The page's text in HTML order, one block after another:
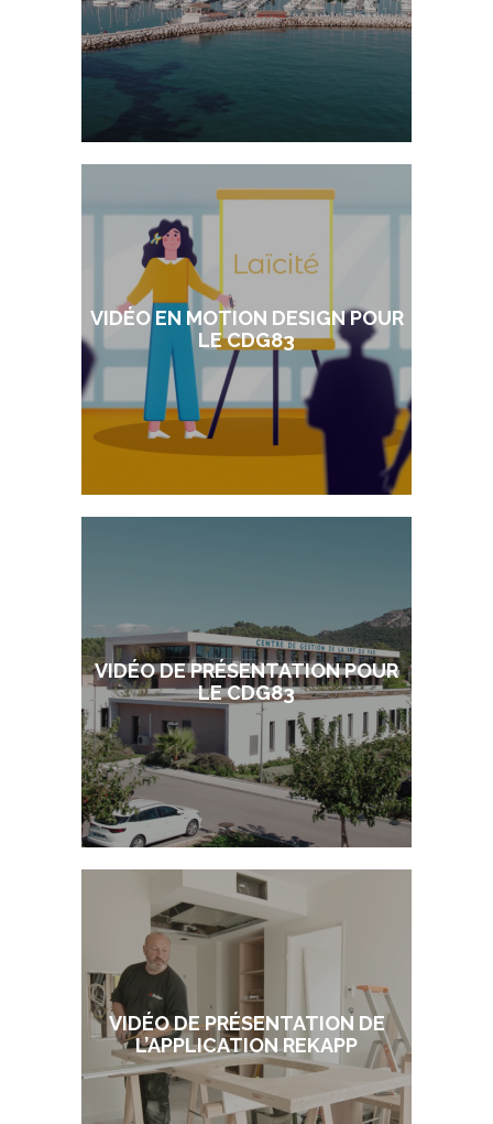
VIDÉO EN MOTION DESIGN POUR
LE CDG83
VIDÉO DE PRÉSENTATION POUR
LE CDG83
VIDÉO DE PRÉSENTATION DE
L’APPLICATION REKAPP